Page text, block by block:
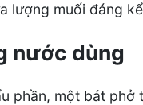
lượng muối đáng
nước dùng
phần, một bát